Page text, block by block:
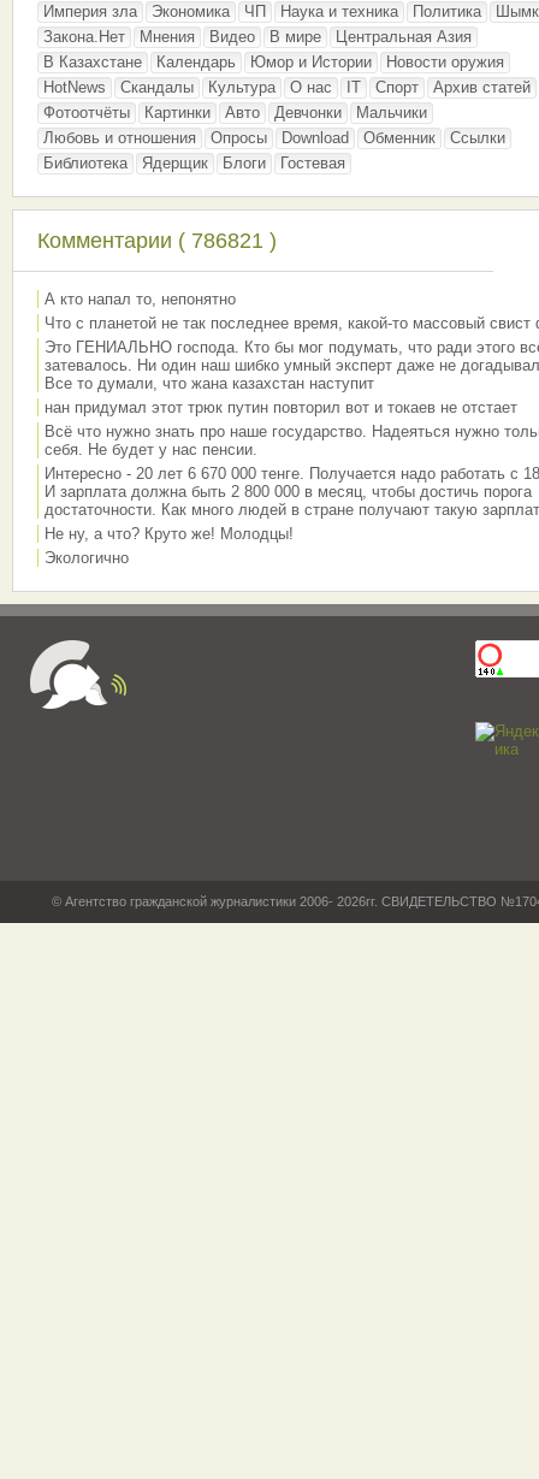
Империя зла Экономика ЧП Наука и техника Политика
Закона.Нет
Мнения Видео В мире
Центральная Азия
В Казахстане
Календарь Юмор и Истории
Новости оружия
HotNews
Скандалы Культура О нас IT Спорт
Архив статей
Фотоотчёты
Картинки Авто Девчонки
Мальчики
Любовь и отношения
Опросы Download Обменник
Ссылки
Библиотека
Ядерщик Блоги Гостевая
Комментарии ( 786821 )
А кто напал то, непонятно
Что с планетой не так последнее время, какой-то массовый свист
Это ГЕНИАЛЬНО господа. Кто бы мог подумать, что ради этого
затевалось. Ни один наш шибко умный эксперт даже не
Все то думали, что жана казахстан наступит
нан придумал этот трюк путин повторил вот и токаев не отстает
Всё что нужно знать про наше государство. Надеяться нужно
себя. Не будет у нас пенсии.
Интересно - 20 лет 6 670 000 тенге. Получается надо работать с
И зарплата должна быть 2 800 000 в месяц, чтобы достичь порога
достаточности. Как много людей в стране получают такую
Не ну, а что? Круто же! Молодцы!
Экологично
© Агентство гражданской журналистики 2006- 2026гг. СВИДЕТЕЛЬСТВО